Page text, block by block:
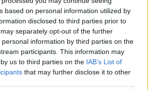
based on personal information utilized by
disclosed to third parties prior to
separately opt-out of the further
information by third parties on the
participants. This information may
us to third parties on the IAB’s List of
that may further disclose it to other